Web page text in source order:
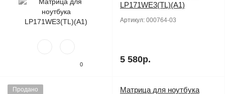
0
LP171WE3(TL)(A1)
Артикул: 000764-03
5 580р.
Продано Матрица для ноутбука